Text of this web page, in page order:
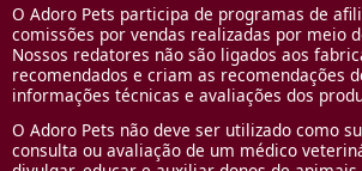
O Adoro Pets participa de programas de
comissões por vendas realizadas por meio
Nossos redatores não são ligados aos
recomendados e criam as recomendações
informações técnicas e avaliações dos
O Adoro Pets não deve ser utilizado como
consulta ou avaliação de um médico